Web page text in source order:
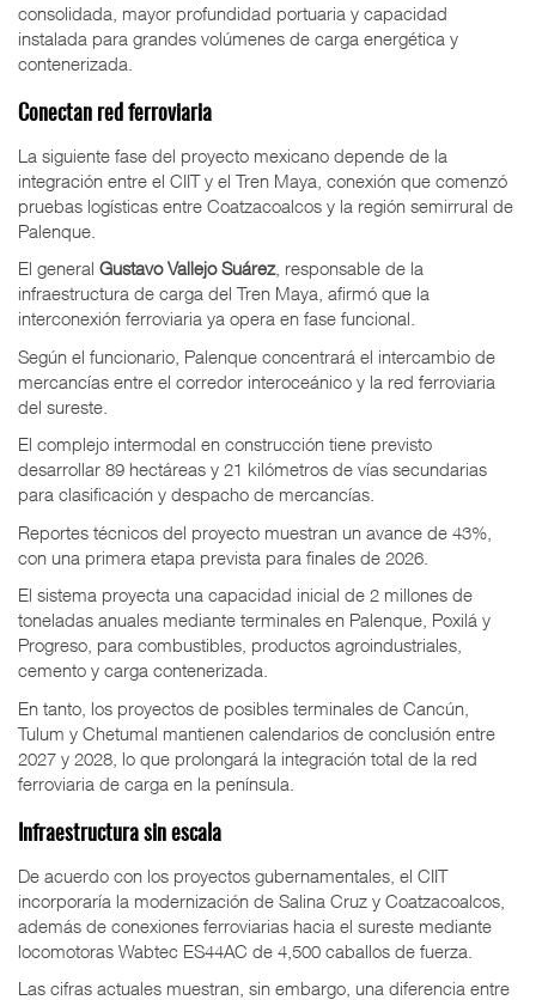
consolidada, mayor profundidad portuaria y capacidad
instalada para grandes volúmenes de carga energética y
contenerizada.
Conectan red ferroviaria
La siguiente fase del proyecto mexicano depende de la
integración entre el CIIT y el Tren Maya, conexión que comenzó
pruebas logísticas entre Coatzacoalcos y la región semirrural de
Palenque.
El general Gustavo Vallejo Suárez, responsable de la
infraestructura de carga del Tren Maya, afirmó que la
interconexión ferroviaria ya opera en fase funcional.
Según el funcionario, Palenque concentrará el intercambio de
mercancías entre el corredor interoceánico y la red ferroviaria
del sureste.
El complejo intermodal en construcción tiene previsto
desarrollar 89 hectáreas y 21 kilómetros de vías secundarias
para clasificación y despacho de mercancías.
Reportes técnicos del proyecto muestran un avance de 43%,
con una primera etapa prevista para finales de 2026.
El sistema proyecta una capacidad inicial de 2 millones de
toneladas anuales mediante terminales en Palenque, Poxilá y
Progreso, para combustibles, productos agroindustriales,
cemento y carga contenerizada.
En tanto, los proyectos de posibles terminales de Cancún,
Tulum y Chetumal mantienen calendarios de conclusión entre
2027 y 2028, lo que prolongará la integración total de la red
ferroviaria de carga en la península.
Infraestructura sin escala
De acuerdo con los proyectos gubernamentales, el CIIT
incorporaría la modernización de Salina Cruz y Coatzacoalcos,
además de conexiones ferroviarias hacia el sureste mediante
locomotoras Wabtec ES44AC de 4,500 caballos de fuerza.
Las cifras actuales muestran, sin embargo, una diferencia entre